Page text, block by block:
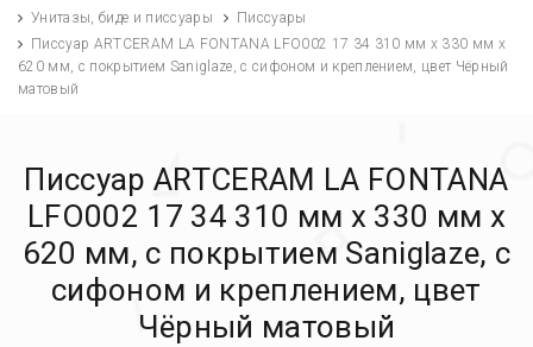
Унитазы, биде и писсуары
Писсуары
Писсуар ARTCERAM LA FONTANA LFO002 17 34 310 мм х 330 мм х
620 мм, c покрытием Saniglaze, с сифоном и креплением, цвет Чёрный
матовый
Писсуар ARTCERAM LA FONTANA
LFO002 17 34 310 мм х 330 мм х
620 мм, c покрытием Saniglaze, с
сифоном и креплением, цвет
Чёрный матовый